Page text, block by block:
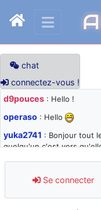
chat
connectez-vous !
d9pouces : Hello !
operaso : Hello
yuka2741 : Bonjour tout
quelqu'un c'est vers
d9pouces: désolé pour
jours : je teste des
Se connecter